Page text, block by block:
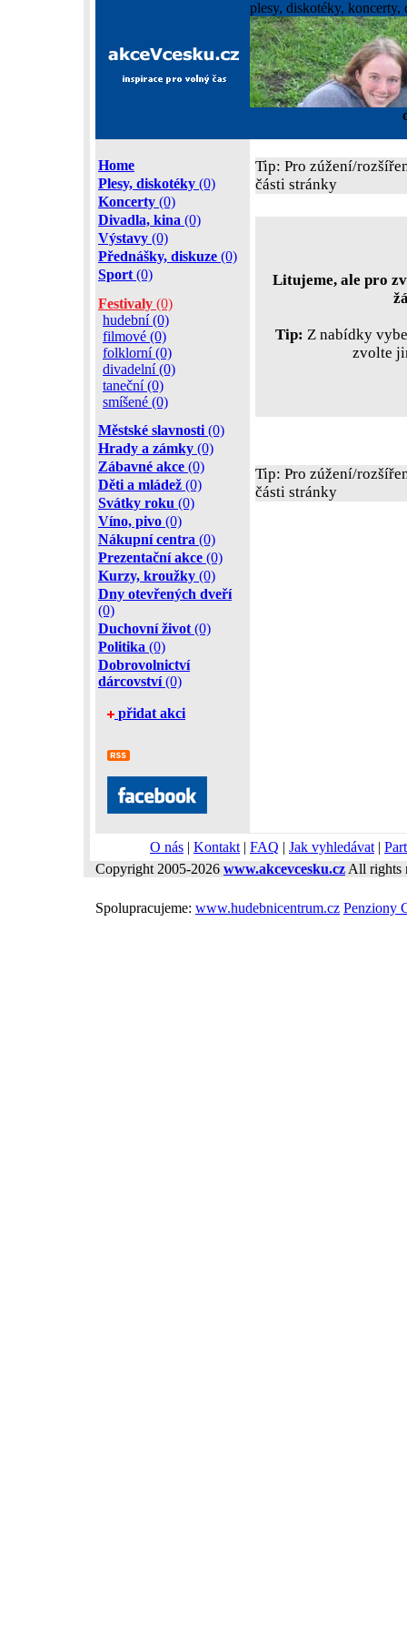
plesy, diskotéky,
Home
Plesy, diskotéky (0)
Koncerty (0)
Divadla, kina (0)
Výstavy (0)
Přednášky, diskuze (0)
Sport (0)
Festivaly (0)
hudební (0)
filmové (0)
folklorní (0)
divadelní (0)
taneční (0)
smíšené (0)
Městské slavnosti (0)
Hrady a zámky (0)
Zábavné akce (0)
Děti a mládež (0)
Svátky roku (0)
Víno, pivo (0)
Nákupní centra (0)
Prezentační akce (0)
Kurzy, kroužky (0)
Dny otevřených dveří
(0)
Duchovní život (0)
Politika (0)
Dobrovolnictví
dárcovství(0)
přidat akci
Tip: Pro zúžení/
části stránky
Litujeme, ale pro
Tip: Z nabídky
zvolte
Tip: Pro zúžení/
části stránky
O nás | Kontakt | FAQ | Jak vyhledávat |
Copyright 2005-2026 www.akcevcesku.cz All rights
Spolupracujeme: www.hudebnicentrum.cz Penziony